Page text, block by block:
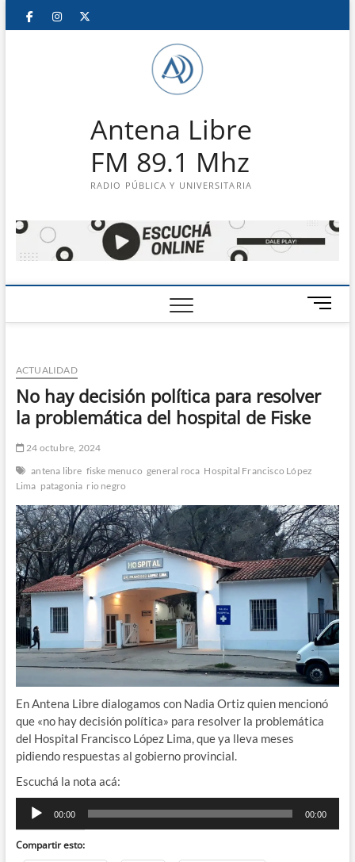
Saltar
FacebookInstagram
Antena Libre
FM 89.1 Mhz
RADIO PÚBLICA Y UNIVERSITARIA
B
o
d
e
ACTUALIDAD
No hay decisión política para resolver
la problemática del hospital de Fiske
24 octubre, 2024
antena libre fiske menuco general roca Hospital Francisco López
Lima patagonia rio negro
En Antena Libre dialogamos con Nadia Ortiz quien mencionó
que «no hay decisión política» para resolver la problemática
del Hospital Francisco López Lima, que ya lleva meses
pidiendo respuestas al gobierno provincial.
Escuchá la nota acá:
Reproductor
audio
00:00 00:00
Compartir esto: